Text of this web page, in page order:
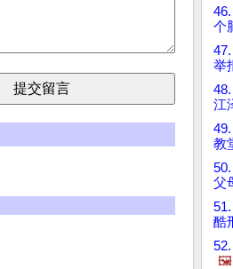
个
举
江
教
父
酷
🖼️